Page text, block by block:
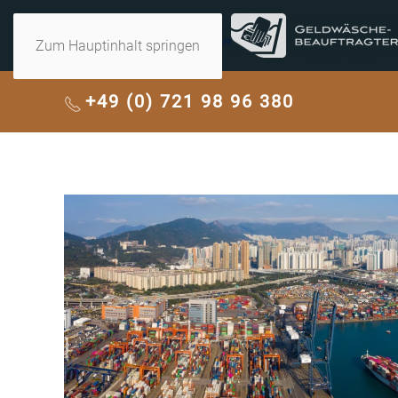
Zum Hauptinhalt springen
+49 (0) 721 98 96 380